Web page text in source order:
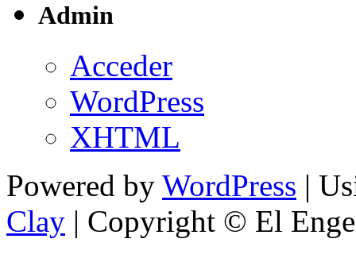
Admin
Acceder
WordPress
XHTML
Powered by WordPress |
Clay | Copyright © El